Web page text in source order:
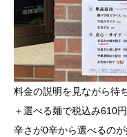
料金の説明を見ながら待
＋選べる麺で税込み610
辛さが0辛から選べるのが